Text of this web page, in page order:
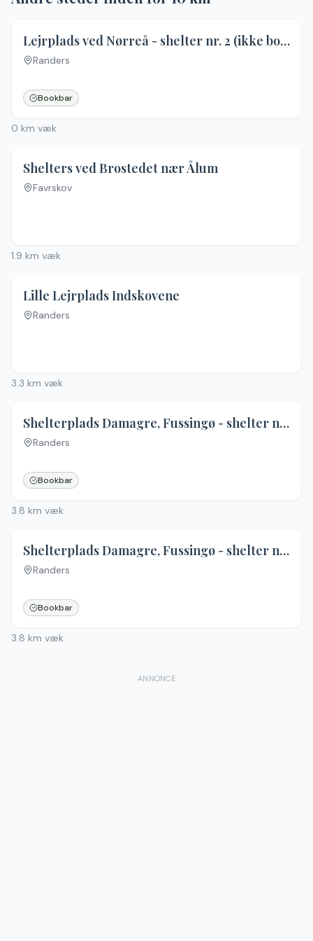
4.3(20Lejrplads ved Nørreå - shelter nr. 2 (ikke bookbar)
Randers
Bookbar
0 km væk
Shelters ved Brostedet nær Ålum
Favrskov
1.9 km væk
Lille Lejrplads Indskovene
Randers
3.3 km væk
Shelterplads Damagre, Fussingø - shelter nr. 1 (bookbar)
Randers
Bookbar
3.8 km væk
Shelterplads Damagre, Fussingø - shelter nr. 2 (bookbar)
Randers
Bookbar
3.8 km væk
ANNONCE